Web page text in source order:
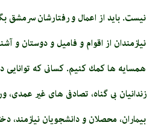
نيست. بايد از اعمال و رفتارشان سرمشق
نيازمندان از اقوام و فاميل و دوستان و
همسايه‏ ها كمك كنيم. كسانى كه توانايى
زندانيان بى‏ گناه، تصادفى ‏هاى غير عمدى،
بيماران، محصلان و دانشجويان نيازمند،